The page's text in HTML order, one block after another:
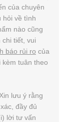
của chuyên
hỏi về tình
nào cũng
tiết, vui
báo rủi ro của
kèm tuân theo
lưu ý rằng
đầy đủ
lời tư vấn